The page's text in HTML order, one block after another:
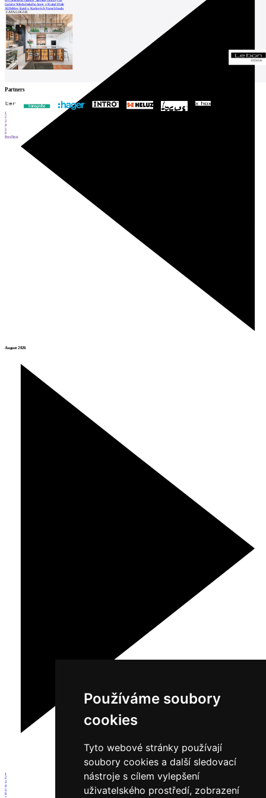
Používáme soubory
cookies
Tyto webové stránky používají
soubory cookies a další sledovací
nástroje s cílem vylepšení
uživatelského prostředí, zobrazení
August 2026
1
2
3
4
5
6
Galerie Středočeského kraje v Kutné Hoře
Alžbětiny lázně v Karlových Varech budu
CATALOGUE
Partners
1
2
3
4
5
6
PrevNext